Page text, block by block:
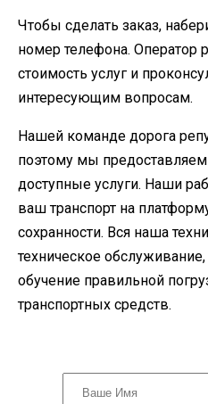
Чтобы сделать заказ,
номер телефона. Оператор
стоимость услуг и
интересующим вопросам.
Нашей команде дорога
поэтому мы
доступные услуги. Наши
ваш транспорт на
сохранности. Вся наша
техническое
обучение правильной
транспортных средств.